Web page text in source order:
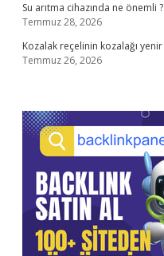
Su arıtma cihazında ne önemli ?
Temmuz 28, 2026
Kozalak reçelinin kozalağı yenir
Temmuz 26, 2026